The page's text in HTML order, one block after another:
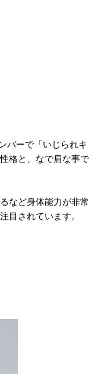
バーで「いじられキ
格と、なで肩な事で
など身体能力が非常
目されています。